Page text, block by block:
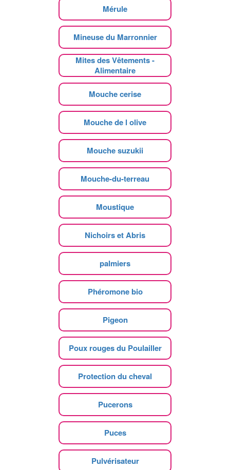
Mérule
Mineuse du Marronnier
Mites des Vêtements -
Alimentaire
Mouche cerise
Mouche de l olive
Mouche suzukii
Mouche-du-terreau
Moustique
Nichoirs et Abris
palmiers
Phéromone bio
Pigeon
Poux rouges du Poulailler
Protection du cheval
Pucerons
Puces
Pulvérisateur